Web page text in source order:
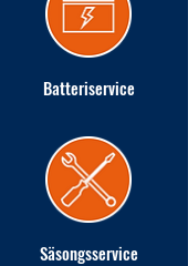
Batteriservice
Säsongsservice